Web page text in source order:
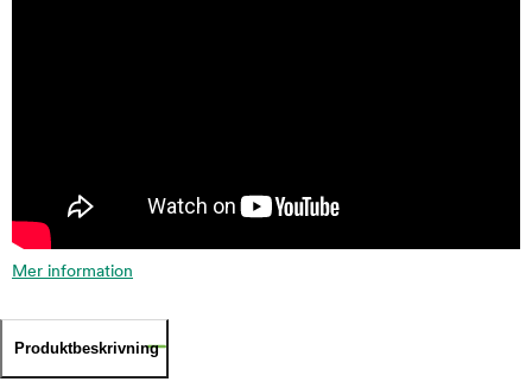
Mer information
Produktbeskrivning